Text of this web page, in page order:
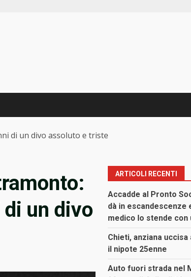
di un divo assoluto e triste
un divo
ARTICOLI RECENTI
Accadde al Pronto
dà in escandescenze
medico lo stende con
Chieti, anziana
il nipote 25enne
Auto fuori strada nel